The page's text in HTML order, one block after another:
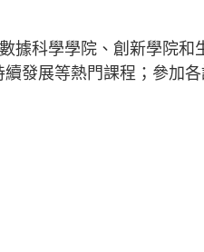
據科學學院、創新學院和
發展等熱門課程；參加